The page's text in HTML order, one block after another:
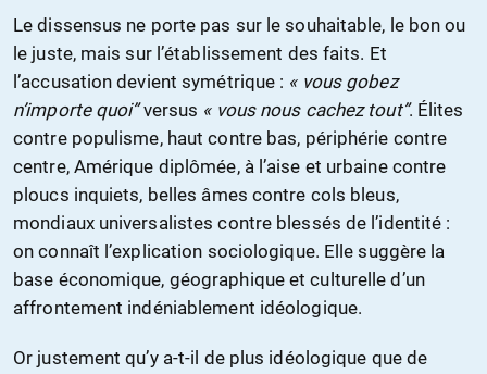
Le dissensus ne porte pas sur le souhaitable, le bon ou
le juste, mais sur l’établissement des faits. Et
l’accusation devient symétrique : « vous gobez
n’importe quoi”versus « vous nous cachez tout”. Élites
contre populisme, haut contre bas, périphérie contre
centre, Amérique diplômée, à l’aise et urbaine contre
ploucs inquiets, belles âmes contre cols bleus,
mondiaux universalistes contre blessés de l’identité :
on connaît l’explication sociologique. Elle suggère la
base économique, géographique et culturelle d’un
affrontement indéniablement idéologique.
Or justement qu’y a-t-il de plus idéologique que de